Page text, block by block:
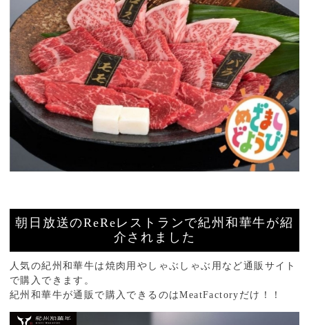
朝日放送のReReレストランで紀州和華牛が紹
介されました
人気の紀州和華牛は焼肉用やしゃぶしゃぶ用など通販サイト
で購入できます。
紀州和華牛が通販で購入できるのはMeatFactoryだけ！！